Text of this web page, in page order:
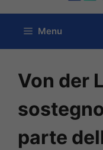
contenuto
Menu
Von der
parte